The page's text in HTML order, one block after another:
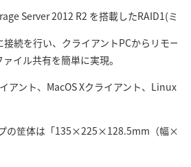
Server 2012 R2 を搭載したRAID1(ミ
続を行い、クライアントPCからリモー
イル共有を簡単に実現。
ント、MacOS Xクライアント、Linuxク
の筐体は「135×225×128.5mm（幅×奥